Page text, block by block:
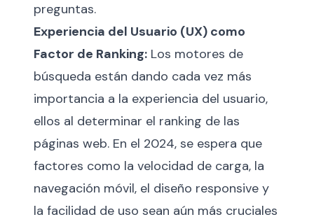
preguntas.
Experiencia del Usuario (UX) como
Factor de Ranking: Los motores de
búsqueda están dando cada vez más
importancia a la experiencia del usuario,
ellos al determinar el ranking de las
páginas web. En el 2024, se espera que
factores como la velocidad de carga, la
navegación móvil, el diseño responsive y
la facilidad de uso sean aún más cruciales